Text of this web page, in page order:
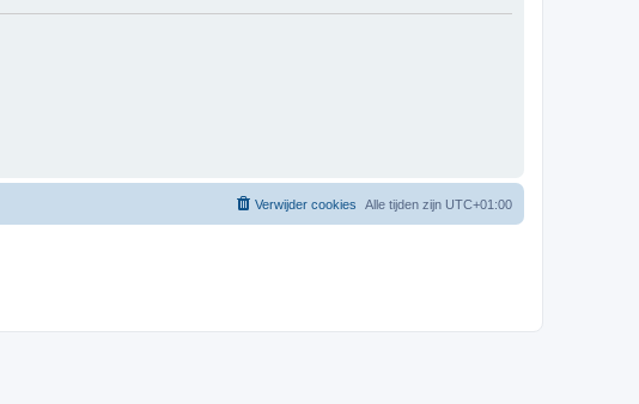
Alle tijden zijn UTC+01:00
Verwijder cookies